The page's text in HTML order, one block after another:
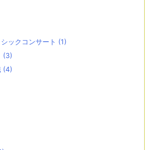
ックコンサート (1)
(3)
(4)